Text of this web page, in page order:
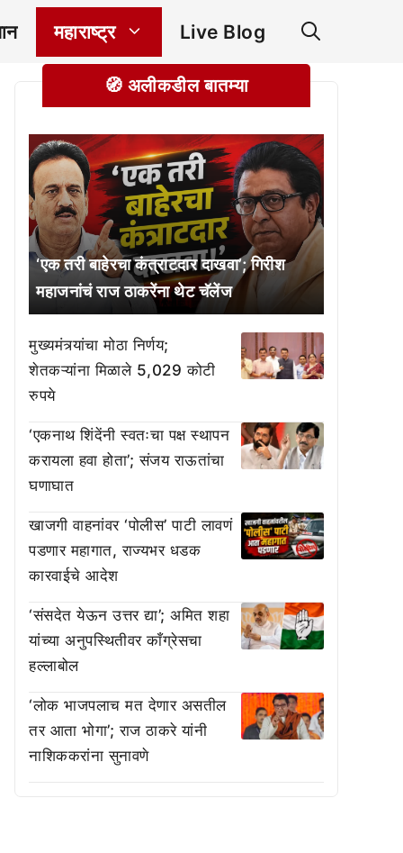
महाराष्ट्र Live Blog
🧭 अलीकडील बातम्या
‘एक तरी बाहेरचा कंत्राटदार दाखवा’; गिरीश
महाजनांचं राज ठाकरेंना थेट चॅलेंज
मुख्यमंत्र्यांचा मोठा निर्णय;
शेतकऱ्यांना मिळाले 5,029 कोटी
रुपये
‘एकनाथ शिंदेंनी स्वतःचा पक्ष स्थापन
करायला हवा होता’; संजय राऊतांचा
घणाघात
खाजगी वाहनांवर ‘पोलीस’ पाटी लावणं
पडणार महागात, राज्यभर धडक
कारवाईचे आदेश
‘संसदेत येऊन उत्तर द्या’; अमित शहा
यांच्या अनुपस्थितीवर काँग्रेसचा
हल्लाबोल
‘लोक भाजपलाच मत देणार असतील
तर आता भोगा’; राज ठाकरे यांनी
नाशिककरांना सुनावणे